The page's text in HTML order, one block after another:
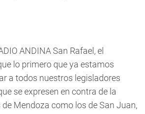
ANDINA San Rafael, el
lo primero que ya estamos
a todos nuestros legisladores
se expresen en contra de la
Mendoza como los de San Juan,